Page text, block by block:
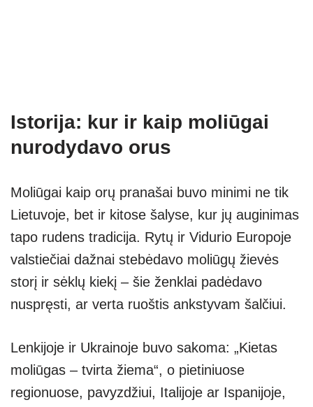
Istorija: kur ir kaip moliūgai
nurodydavo orus
Moliūgai kaip orų pranašai buvo minimi ne tik
Lietuvoje, bet ir kitose šalyse, kur jų auginimas
tapo rudens tradicija. Rytų ir Vidurio Europoje
valstiečiai dažnai stebėdavo moliūgų žievės
storį ir sėklų kiekį – šie ženklai padėdavo
nuspręsti, ar verta ruoštis ankstyvam šalčiui.
Lenkijoje ir Ukrainoje buvo sakoma: „Kietas
moliūgas – tvirta žiema“, o pietiniuose
regionuose, pavyzdžiui, Italijoje ar Ispanijoje,